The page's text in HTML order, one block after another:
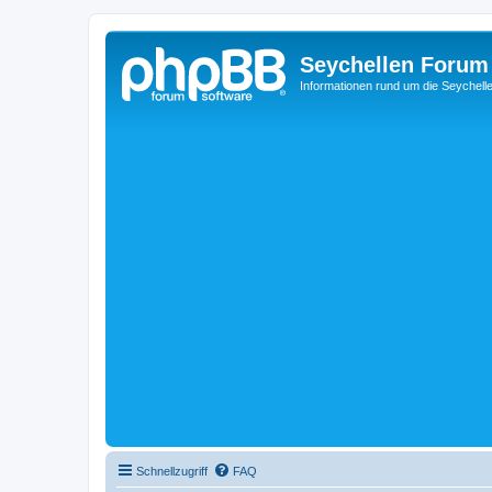
Seychellen Forum
Informationen rund um die
Schnellzugriff FAQ